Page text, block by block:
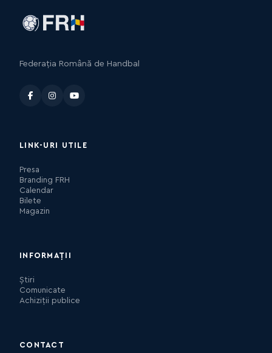
Federația Română de Handbal
LINK-URI UTILE
Presa
Branding FRH
Calendar
Bilete
Magazin
INFORMAȚII
Știri
Comunicate
Achiziții publice
CONTACT